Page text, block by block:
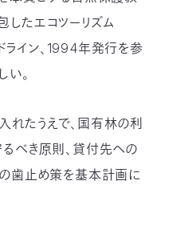
たエコツーリズム
ライン、1994年発行を参
い。
たうえで、国有林の利
べき原則、貸付先への
歯止め策を基本計画に